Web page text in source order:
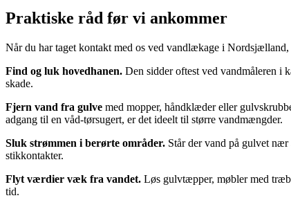
Praktiske råd før vi ankommer
Når du har taget kontakt med os ved vandlækage i
Find og luk hovedhanen. Den sidder oftest ved vandmåleren i
skade.
Fjern vand fra gulve med mopper, håndklæder eller
adgang til en våd-tørsugert, er det ideelt til større vandmængder.
Sluk strømmen i berørte områder. Står der vand på gulvet
stikkontakter.
Flyt værdier væk fra vandet. Løs gulvtæpper, møbler med
tid.